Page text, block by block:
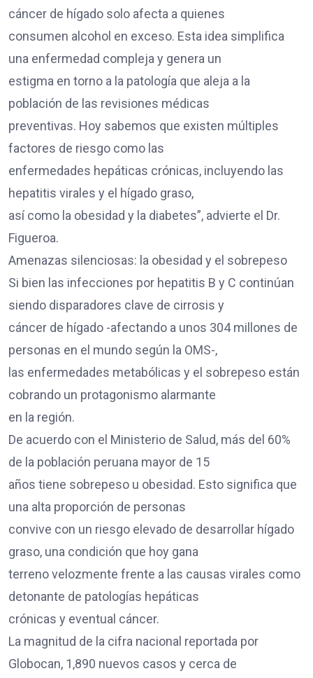
cáncer de hígado solo afecta a quienes
consumen alcohol en exceso. Esta idea simplifica
una enfermedad compleja y genera un
estigma en torno a la patología que aleja a la
población de las revisiones médicas
preventivas. Hoy sabemos que existen múltiples
factores de riesgo como las
enfermedades hepáticas crónicas, incluyendo las
hepatitis virales y el hígado graso,
así como la obesidad y la diabetes”, advierte el Dr.
Figueroa.
Amenazas silenciosas: la obesidad y el sobrepeso
Si bien las infecciones por hepatitis B y C continúan
siendo disparadores clave de cirrosis y
cáncer de hígado -afectando a unos 304 millones de
personas en el mundo según la OMS-,
las enfermedades metabólicas y el sobrepeso están
cobrando un protagonismo alarmante
en la región.
De acuerdo con el Ministerio de Salud, más del 60%
de la población peruana mayor de 15
años tiene sobrepeso u obesidad. Esto significa que
una alta proporción de personas
convive con un riesgo elevado de desarrollar hígado
graso, una condición que hoy gana
terreno velozmente frente a las causas virales como
detonante de patologías hepáticas
crónicas y eventual cáncer.
La magnitud de la cifra nacional reportada por
Globocan, 1,890 nuevos casos y cerca de